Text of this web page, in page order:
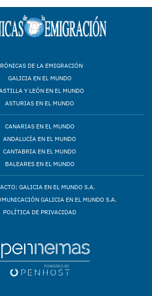
DE LA EMIGRACIÓN
GALICIA EN EL MUNDO
Y LEÓN EN EL MUNDO
ASTURIAS EN EL MUNDO
CANARIAS EN EL MUNDO
ANDALUCÍA EN EL MUNDO
CANTABRIA EN EL MUNDO
BALEARES EN EL MUNDO
GALICIA EN EL MUNDO S.A.
GALICIA EN EL MUNDO S.A.
POLÍTICA DE PRIVACIDAD